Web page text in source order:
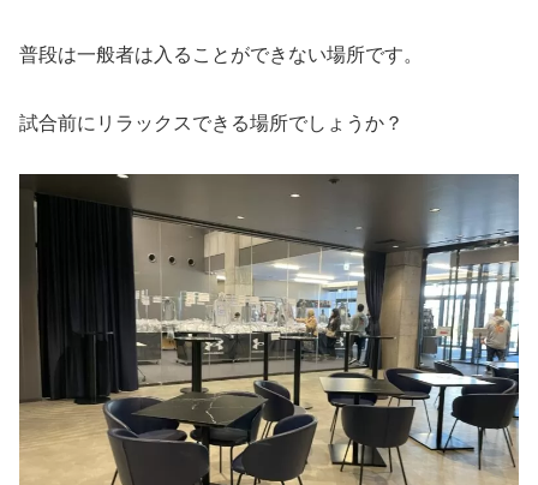
普段は一般者は入ることができない場所です。
試合前にリラックスできる場所でしょうか？